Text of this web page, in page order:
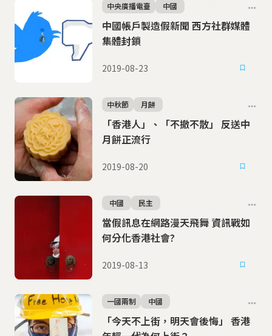
中國帳戶製造假新聞 西方社群媒體
集體封鎖
中央廣播電臺 中國
2019-08-23
「香港人」、「不撤不散」 反送中
月餅正流行
中秋節 月餅
2019-08-20
當假訊息在網路漫天飛舞 資訊戰如
何分化香港社會?
中國 民主
2019-08-13
「今天不上街，明天會後悔」 香港
一國兩制 中國